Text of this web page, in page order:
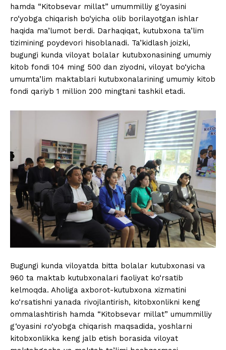
hamda “Kitobsevar millat” umummilliy g‘oyasini
ro‘yobga chiqarish bo‘yicha olib borilayotgan ishlar
haqida ma’lumot berdi. Darhaqiqat, kutubxona ta’lim
tizimining poydevori hisoblanadi. Ta’kidlash joizki,
bugungi kunda viloyat bolalar kutubxonasining umumiy
kitob fondi 104 ming 500 dan ziyodni, viloyat bo‘yicha
umumta’lim maktablari kutubxonalarining umumiy kitob
fondi qariyb 1 million 200 mingtani tashkil etadi.
Bugungi kunda viloyatda bitta bolalar kutubxonasi va
960 ta maktab kutubxonalari faoliyat ko‘rsatib
kelmoqda. Aholiga axborot-kutubxona xizmatini
ko‘rsatishni yanada rivojlantirish, kitobxonlikni keng
ommalashtirish hamda “Kitobsevar millat” umummilliy
g‘oyasini ro‘yobga chiqarish maqsadida, yoshlarni
kitobxonlikka keng jalb etish borasida viloyat